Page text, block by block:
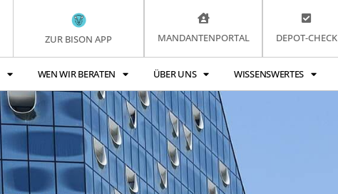
ZUR BISON APP MANDANTENPORTAL DEPOT-CHECK
WEN WIR BERATEN ÜBER UNS WISSENSWERTES